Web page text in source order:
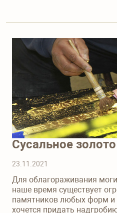
Сусальное
23.11.2021
Для облагораживания
наше время существует
памятников любых форм и
хочется придать